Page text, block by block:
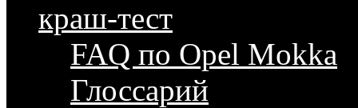
краш-тест
FAQ по Opel Mokka
Глоссарий